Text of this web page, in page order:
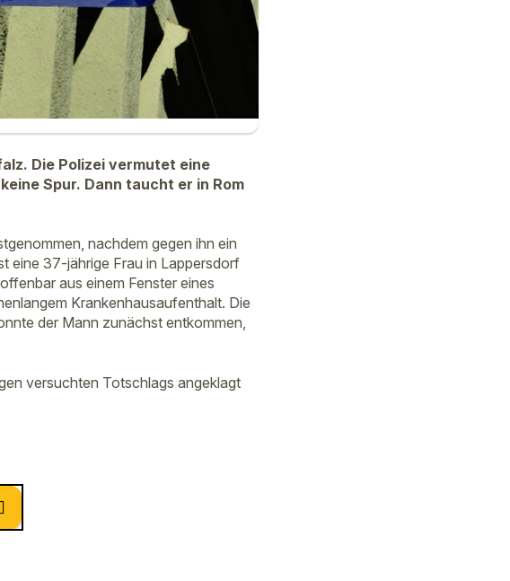
Die Polizei vermutet eine
Spur. Dann taucht er in Rom
nachdem gegen ihn ein
eine 37-jährige Frau in Lappersdorf
aus einem Fenster eines
Krankenhausaufenthalt. Die
der Mann zunächst entkommen,
versuchten Totschlags angeklagt